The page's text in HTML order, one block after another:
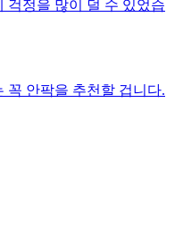
걱정을 많이 덜 수 있었습
꼭 안팍을 추천할 겁니다.